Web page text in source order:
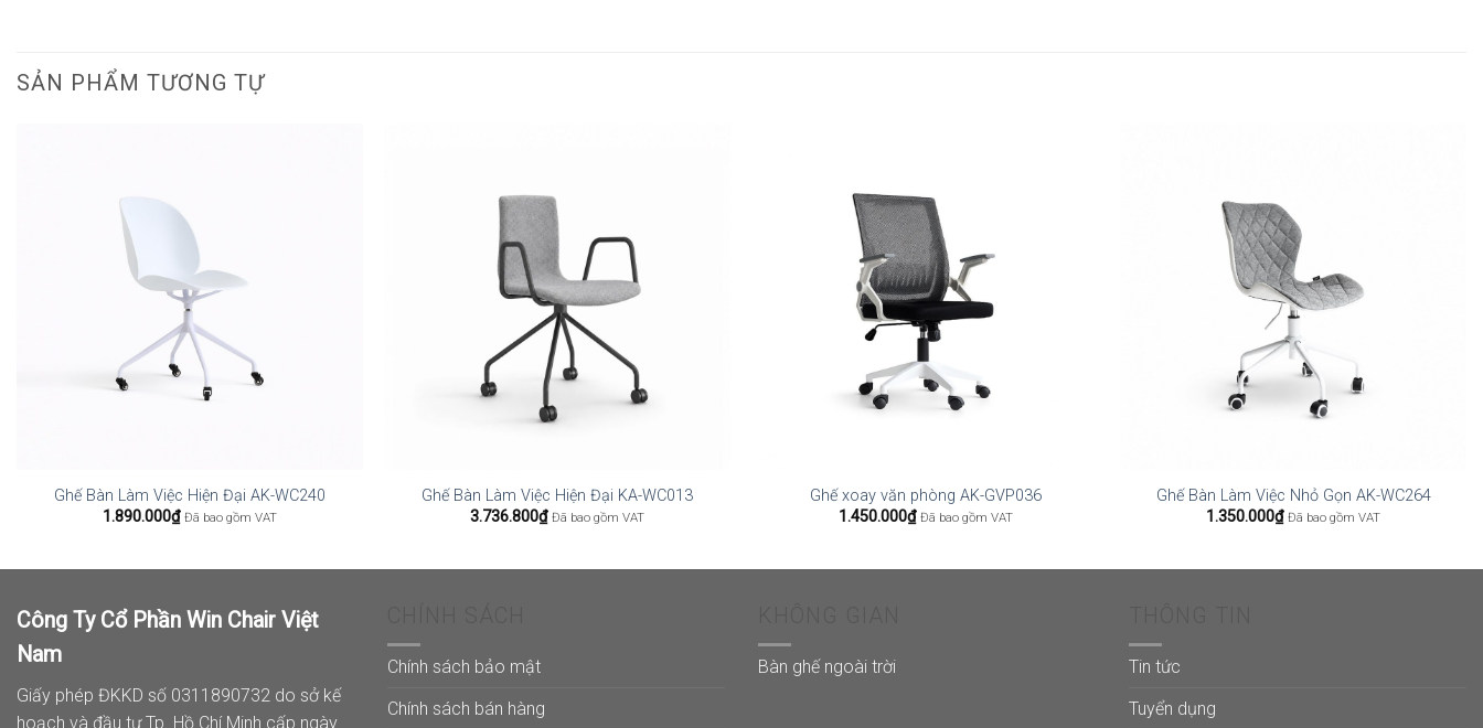
SẢN PHẨM TƯƠNG TỰ
Ghế Bàn Làm Việc Hiện Đại AK-WC240
1.890.000₫ Đã bao gồm VAT
Ghế Bàn Làm Việc Hiện Đại KA-WC013
3.736.800₫ Đã bao gồm VAT
Ghế xoay văn phòng AK-GVP036
1.450.000₫ Đã bao gồm VAT
Ghế Bàn Làm Việc Nhỏ Gọn AK-WC264
1.350.000₫ Đã bao gồm VAT
Công Ty Cổ Phần Win Chair Việt
Nam
Giấy phép ĐKKD số 0311890732 do sở kế
hoạch và đầu tư Tp. Hồ Chí Minh cấp ngày
Chính sách bảo mật
Chính sách bán hàng
Bàn ghế ngoài trời
Tin tức
Tuyển dụng